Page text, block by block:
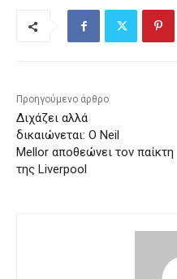
Προηγούμενο άρθρο
Διχάζει αλλά
δικαιώνεται: Ο Neil
Mellor αποθεώνει τον παίκτη
της Liverpool